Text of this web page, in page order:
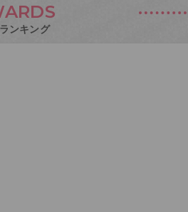
ンキング